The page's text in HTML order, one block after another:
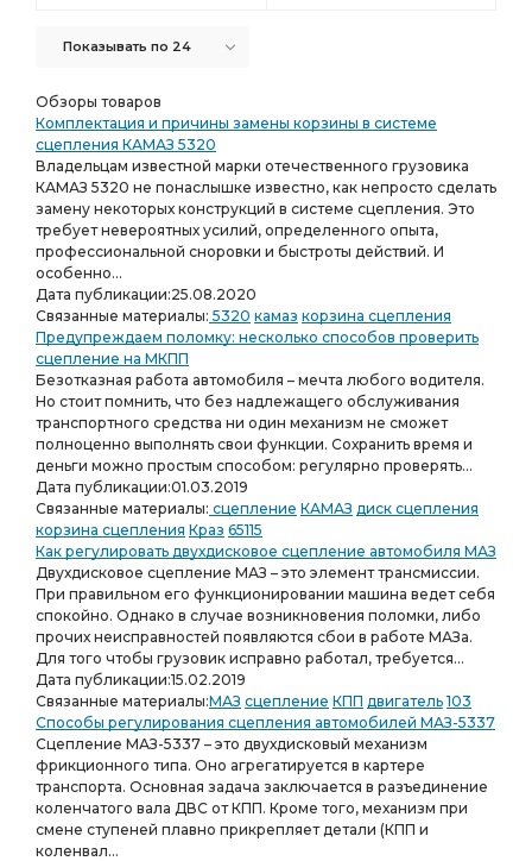
Показывать по 24
Обзоры товаров
Комплектация и причины замены корзины в системе
сцепления КАМАЗ 5320
Владельцам известной марки отечественного грузовика
КАМАЗ 5320 не понаслышке известно, как непросто сделать
замену некоторых конструкций в системе сцепления. Это
требует невероятных усилий, определенного опыта,
профессиональной сноровки и быстроты действий. И
особенно...
Дата публикации:25.08.2020
Связанные материалы: 5320 камаз корзина сцепления
Предупреждаем поломку: несколько способов проверить
сцепление на МКПП
Безотказная работа автомобиля – мечта любого водителя.
Но стоит помнить, что без надлежащего обслуживания
транспортного средства ни один механизм не сможет
полноценно выполнять свои функции. Сохранить время и
деньги можно простым способом: регулярно проверять...
Дата публикации:01.03.2019
Связанные материалы: сцепление КАМАЗ диск сцепления
корзина сцепления Краз 65115
Как регулировать двухдисковое сцепление автомобиля МАЗ
Двухдисковое сцепление МАЗ – это элемент трансмиссии.
При правильном его функционировании машина ведет себя
спокойно. Однако в случае возникновения поломки, либо
прочих неисправностей появляются сбои в работе МАЗа.
Для того чтобы грузовик исправно работал, требуется...
Дата публикации:15.02.2019
Связанные материалы:МАЗ сцепление КПП двигатель 103
Способы регулирования сцепления автомобилей МАЗ-5337
Сцепление МАЗ-5337 – это двухдисковый механизм
фрикционного типа. Оно агрегатируется в картере
транспорта. Основная задача заключается в разъединение
коленчатого вала ДВС от КПП. Кроме того, механизм при
смене ступеней плавно прикрепляет детали (КПП и
коленвал...